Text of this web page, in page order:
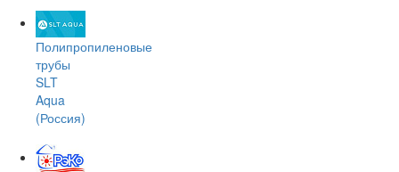
Полипропиленовые
трубы
SLT
Aqua
(Россия)